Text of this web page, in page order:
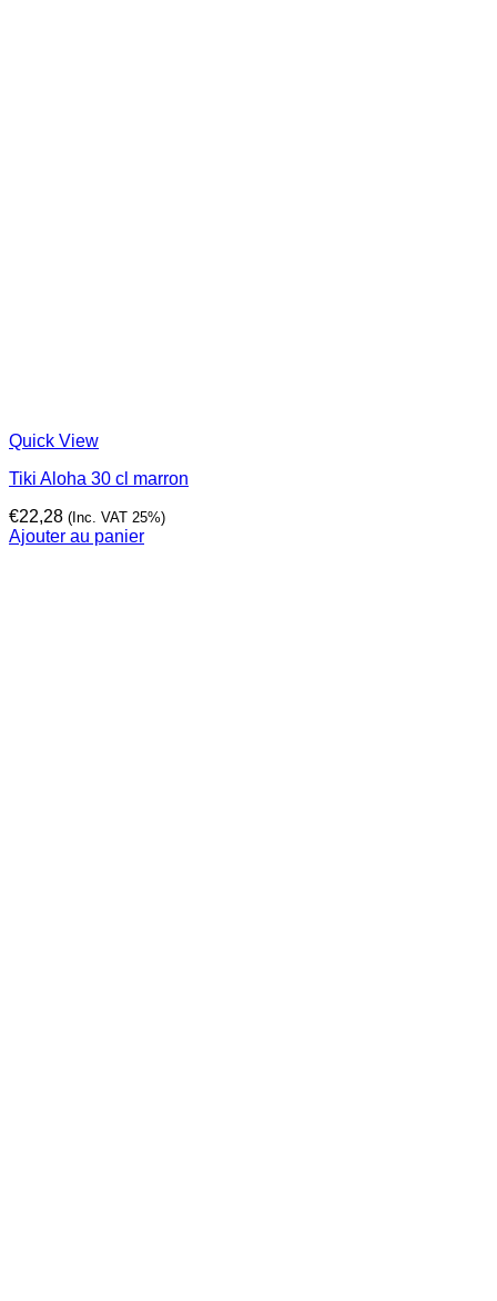
Quick View
Tiki Aloha 30 cl marron
€22,28 (Inc. VAT 25%)
Ajouter au panier